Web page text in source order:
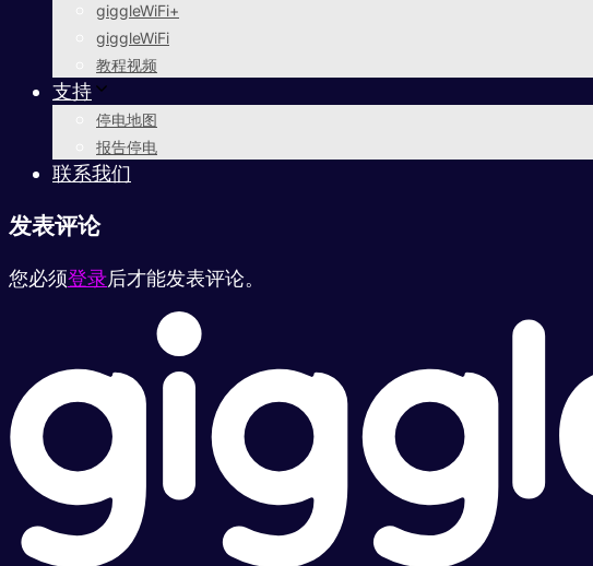
giggleWiFi+
giggleWiFi
教程视频
支持
停电地图
报告停电
联系我们
发表评论
您必须登录后才能发表评论。